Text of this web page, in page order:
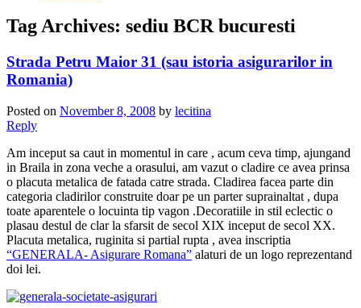
Tag Archives: sediu BCR bucuresti
Strada Petru Maior 31 (sau istoria asigurarilor in
Romania)
Posted on November 8, 2008 by lecitina
Reply
Am inceput sa caut in momentul in care , acum ceva timp, ajungand
in Braila in zona veche a orasului, am vazut o cladire ce avea prinsa
o placuta metalica de fatada catre strada. Cladirea facea parte din
categoria cladirilor construite doar pe un parter suprainaltat , dupa
toate aparentele o locuinta tip vagon .Decoratiile in stil eclectic o
plasau destul de clar la sfarsit de secol XIX inceput de secol XX.
Placuta metalica, ruginita si partial rupta , avea inscriptia
“GENERALA- Asigurare Romana” alaturi de un logo reprezentand
doi lei.